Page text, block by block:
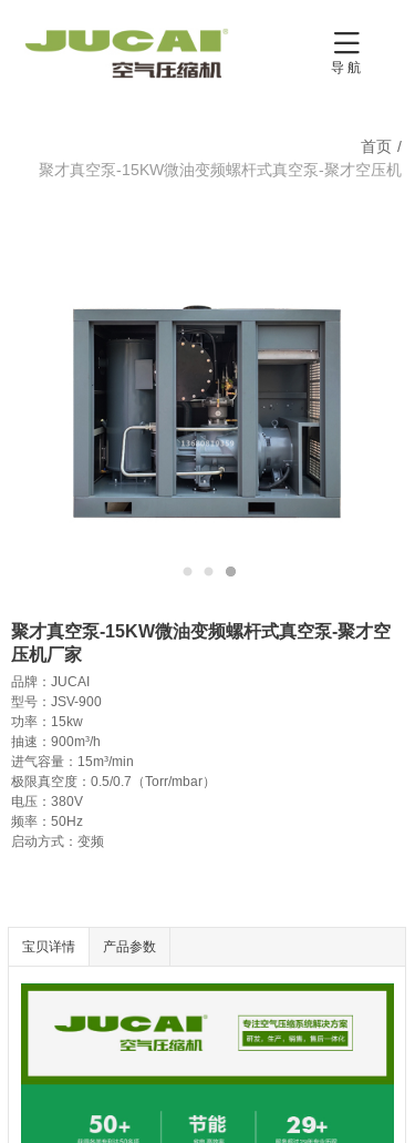

导 航
聚才真空泵-15KW微油变频螺杆式真空泵-聚才空
压机厂家
品牌：JUCAI
型号：JSV-900
功率：15kw
抽速：900m³/h
进气容量：15m³/min
极限真空度：0.5/0.7（Torr/mbar）
电压：380V
频率：50Hz
启动方式：变频
首页 /
聚才真空泵-15KW微油变频螺杆式真空泵-聚才空压机
宝贝详情 产品参数